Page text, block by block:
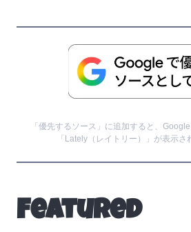
「優先するソース」に追加すると、
「Lately（レイトリー）」が表示さ
Featured